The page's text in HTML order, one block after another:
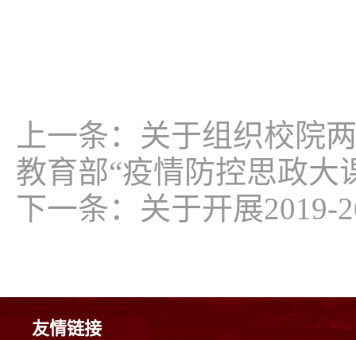
上一条： 关于组织校院
教育部“疫情防控思政大
下一条： 关于开展2019-
友情链接